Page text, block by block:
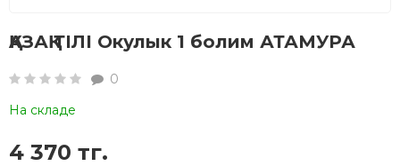
ҚAЗАҚ ТІЛІ Окулык 1 болим АТАМУРА
0
На складе
4 370 тг.